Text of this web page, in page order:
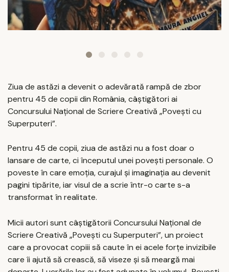
Ziua de astăzi a devenit o adevărată rampă de zbor
pentru 45 de copii din România, câștigători ai
Concursului Național de Scriere Creativă „Povești cu
Superputeri”.
Pentru 45 de copii, ziua de astăzi nu a fost doar o
lansare de carte, ci începutul unei povești personale. O
poveste în care emoția, curajul și imaginația au devenit
pagini tipărite, iar visul de a scrie într-o carte s-a
transformat în realitate.
Micii autori sunt câștigătorii Concursului Național de
Scriere Creativă „Povești cu Superputeri”, un proiect
care a provocat copiii să caute în ei acele forțe invizibile
care îi ajută să crească, să viseze și să meargă mai